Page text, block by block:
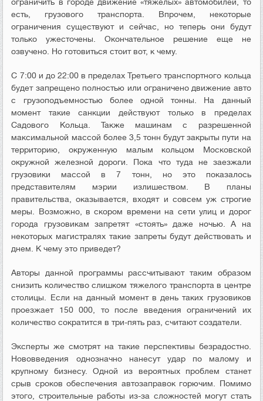
есть, грузового транспорта. Впрочем, некоторые
ограничения существуют и сейчас, но теперь они будут
только ужесточены. Окончательное решение еще не
озвучено. Но готовиться стоит вот, к чему.
С 7:00 и до 22:00 в пределах Третьего транспортного кольца
будет запрещено полностью или ограничено движение авто
с грузоподъемностью более одной тонны. На данный
момент такие санкции действуют только в пределах
Садового Кольца. Также машинам с разрешенной
максимальной массой более 3,5 тонн будут закрыты пути на
территорию, окруженную малым кольцом Московской
окружной железной дороги. Пока что туда не заезжали
грузовики массой в 7 тонн, но это показалось
представителям мэрии излишеством. В планы
правительства, оказывается, входят и совсем уж строгие
меры. Возможно, в скором времени на сети улиц и дорог
города грузовикам запретят «стоять» даже ночью. А на
некоторых магистралях такие запреты будут действовать и
днем. К чему это приведет?
Авторы данной программы рассчитывают таким образом
снизить количество слишком тяжелого транспорта в центре
столицы. Если на данный момент в день таких грузовиков
проезжает 150 000, то после введения ограничений их
количество сократится в три-пять раз, считают создатели.
Эксперты же смотрят на такие перспективы безрадостно.
Нововведения однозначно нанесут удар по малому и
крупному бизнесу. Одной из вероятных проблем станет
срыв сроков обеспечения автозаправок горючим. Помимо
этого, строительные работы из-за сложностей могут стать